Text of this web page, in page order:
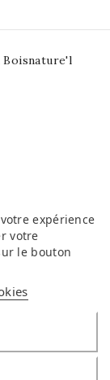
expérience
votre
le bouton
Boisnature'l